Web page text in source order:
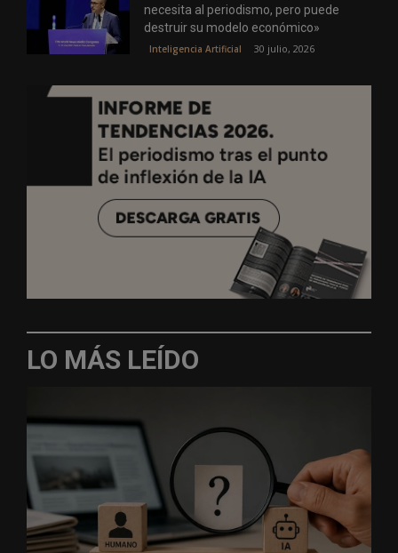
necesita al periodismo, pero puede
destruir su modelo económico»
Inteligencia Artificial 30 julio, 2026
LO MÁS LEÍDO